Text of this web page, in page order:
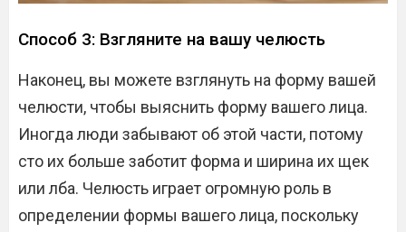
Способ 3: Взгляните на вашу челюсть
Наконец, вы можете взглянуть на форму вашей
челюсти, чтобы выяснить форму вашего лица.
Иногда люди забывают об этой части, потому
сто их больше заботит форма и ширина их щек
или лба. Челюсть играет огромную роль в
определении формы вашего лица, поскольку